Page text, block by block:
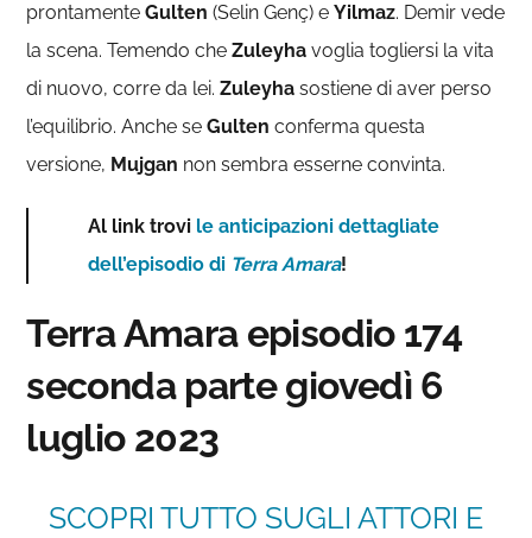
prontamente Gulten (Selin Genç) eYilmaz. Demir vede
la scena. Temendo cheZuleyha voglia togliersi la vita
di nuovo, corre da lei. Zuleyha sostiene di aver perso
l’equilibrio. Anche seGulten conferma questa
versione, Mujgan non sembra esserne convinta.
Al link trovi le anticipazioni dettagliate
dell’episodio di Terra Amara!
Terra Amara episodio 174
seconda parte giovedì 6
luglio 2023
SCOPRI TUTTO SUGLI ATTORI E